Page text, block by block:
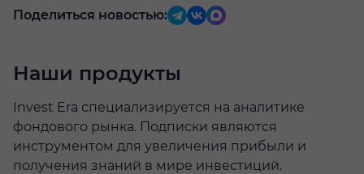
Поделиться новостью:
Наши продукты
Invest Era специализируется на аналитике
фондового рынка. Подписки являются
инструментом для увеличения прибыли и
получения знаний в мире инвестиций.